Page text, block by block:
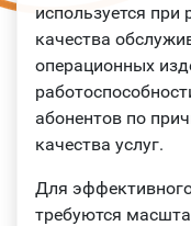
используется
качества
операционных
абонентов по
качества услуг.
Для
требуются